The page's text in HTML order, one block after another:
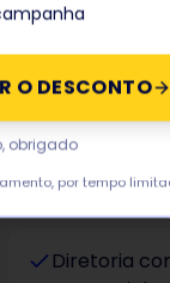
Marca com
Diretoria
O DESCONTO
obrigado
por tempo